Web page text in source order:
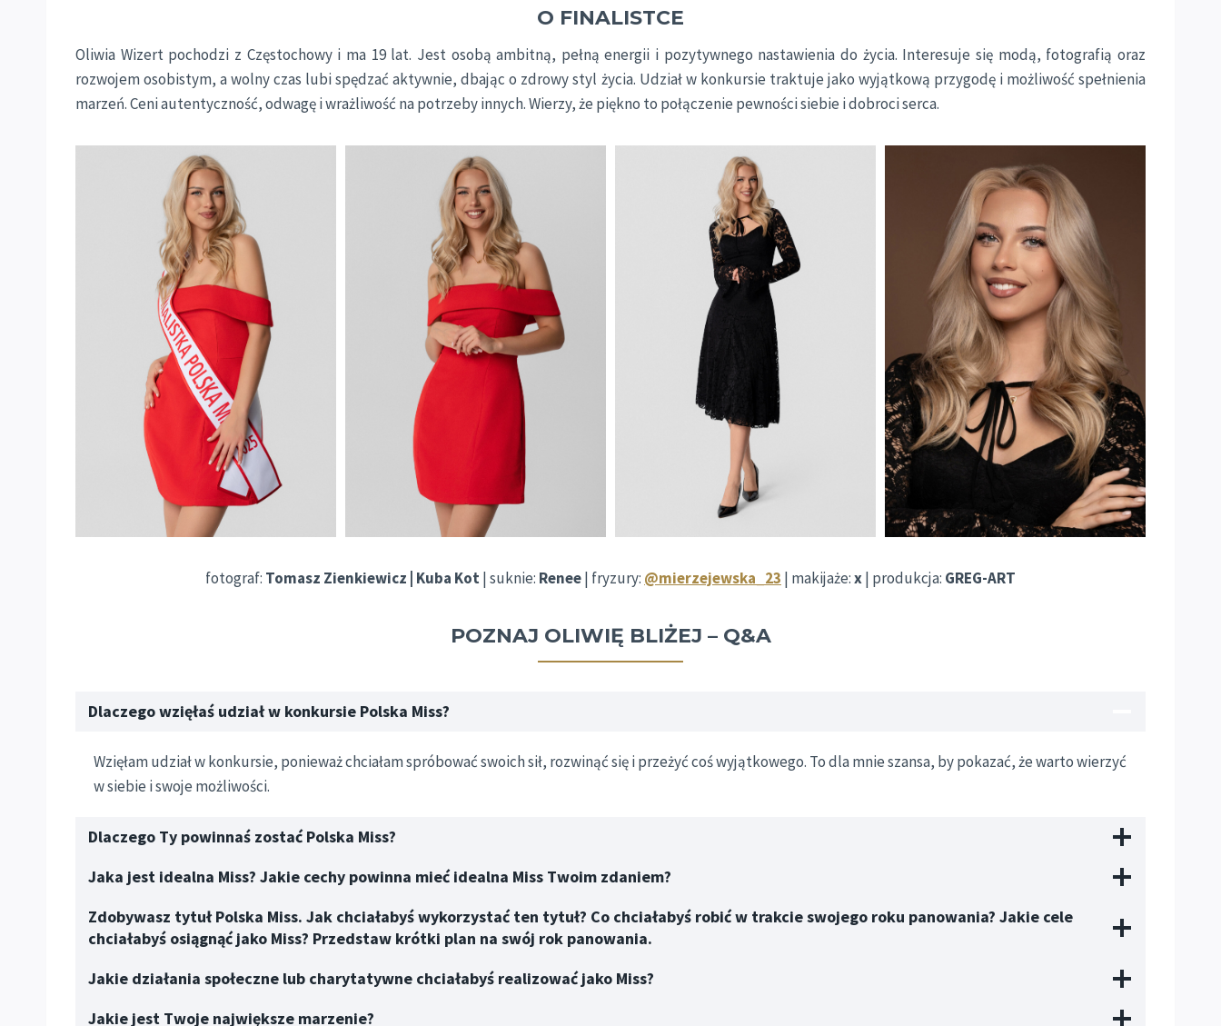
O FINALISTCE
Oliwia Wizert pochodzi z Częstochowy i ma 19 lat. Jest osobą ambitną, pełną energii i pozytywnego nastawienia do życia. Interesuje się modą, fotografią oraz
rozwojem osobistym, a wolny czas lubi spędzać aktywnie, dbając o zdrowy styl życia. Udział w konkursie traktuje jako wyjątkową przygodę i możliwość spełnienia
marzeń. Ceni autentyczność, odwagę i wrażliwość na potrzeby innych. Wierzy, że piękno to połączenie pewności siebie i dobroci serca.
fotograf: Tomasz Zienkiewicz | Kuba Kot| suknie: Renee| fryzury: @mierzejewska_23 | makijaże:x| produkcja: GREG-ART
POZNAJ OLIWIĘ BLIŻEJ – Q&A
Dlaczego wzięłaś udział w konkursie Polska Miss?
Wzięłam udział w konkursie, ponieważ chciałam spróbować swoich sił, rozwinąć się i przeżyć coś wyjątkowego. To dla mnie szansa, by pokazać, że warto wierzyć
w siebie i swoje możliwości.
Dlaczego Ty powinnaś zostać Polska Miss?
Jaka jest idealna Miss? Jakie cechy powinna mieć idealna Miss Twoim zdaniem?
Zdobywasz tytuł Polska Miss. Jak chciałabyś wykorzystać ten tytuł? Co chciałabyś robić w trakcie swojego roku panowania? Jakie cele
chciałabyś osiągnąć jako Miss? Przedstaw krótki plan na swój rok panowania.
Jakie działania społeczne lub charytatywne chciałabyś realizować jako Miss?
Jakie jest Twoje największe marzenie?